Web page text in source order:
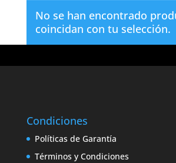
No se han encontrado
coincidan con tu selección.
Condiciones
Políticas de Garantía
Términos y Condiciones